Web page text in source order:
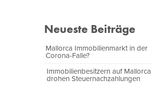
Neueste Beiträge
Mallorca Immobilienmarkt in der
Corona-Falle?
Immobilienbesitzern auf Mallorca
drohen Steuernachzahlungen